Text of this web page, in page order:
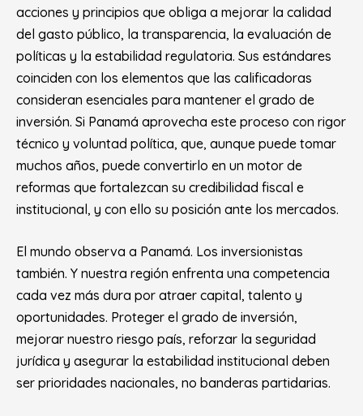
acciones y principios que obliga a mejorar la calidad
del gasto público, la transparencia, la evaluación de
políticas y la estabilidad regulatoria. Sus estándares
coinciden con los elementos que las calificadoras
consideran esenciales para mantener el grado de
inversión. Si Panamá aprovecha este proceso con rigor
técnico y voluntad política, que, aunque puede tomar
muchos años, puede convertirlo en un motor de
reformas que fortalezcan su credibilidad fiscal e
institucional, y con ello su posición ante los mercados.
El mundo observa a Panamá. Los inversionistas
también. Y nuestra región enfrenta una competencia
cada vez más dura por atraer capital, talento y
oportunidades. Proteger el grado de inversión,
mejorar nuestro riesgo país, reforzar la seguridad
jurídica y asegurar la estabilidad institucional deben
ser prioridades nacionales, no banderas partidarias.